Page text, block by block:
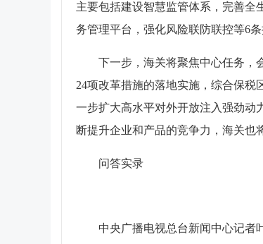
主要包括建设智慧监管体系，完善全
务管理平台，强化风险联防联控等6条
下一步，海关将聚焦中心任务，
24项改革措施的落地实施，综合保税
一步扩大高水平对外开放注入强劲动
断提升企业和产品的竞争力，海关也
问答实录
中央广播电视总台新闻中心记者